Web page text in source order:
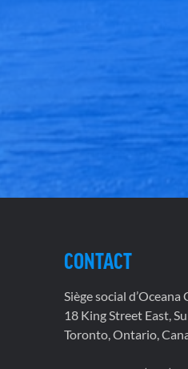
CONTACT
Siège social d’Oceana
18 King Street East,
Toronto, Ontario,